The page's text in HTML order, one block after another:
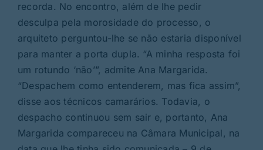
recorda. No encontro, além de lhe pedir
desculpa pela morosidade do processo, o
arquiteto perguntou-lhe se não estaria disponível
para manter a porta dupla. “A minha resposta foi
um rotundo ‘não’”, admite Ana Margarida.
“Despachem como entenderem, mas fica assim”,
disse aos técnicos camarários. Todavia, o
despacho continuou sem sair e, portanto, Ana
Margarida compareceu na Câmara Municipal, na